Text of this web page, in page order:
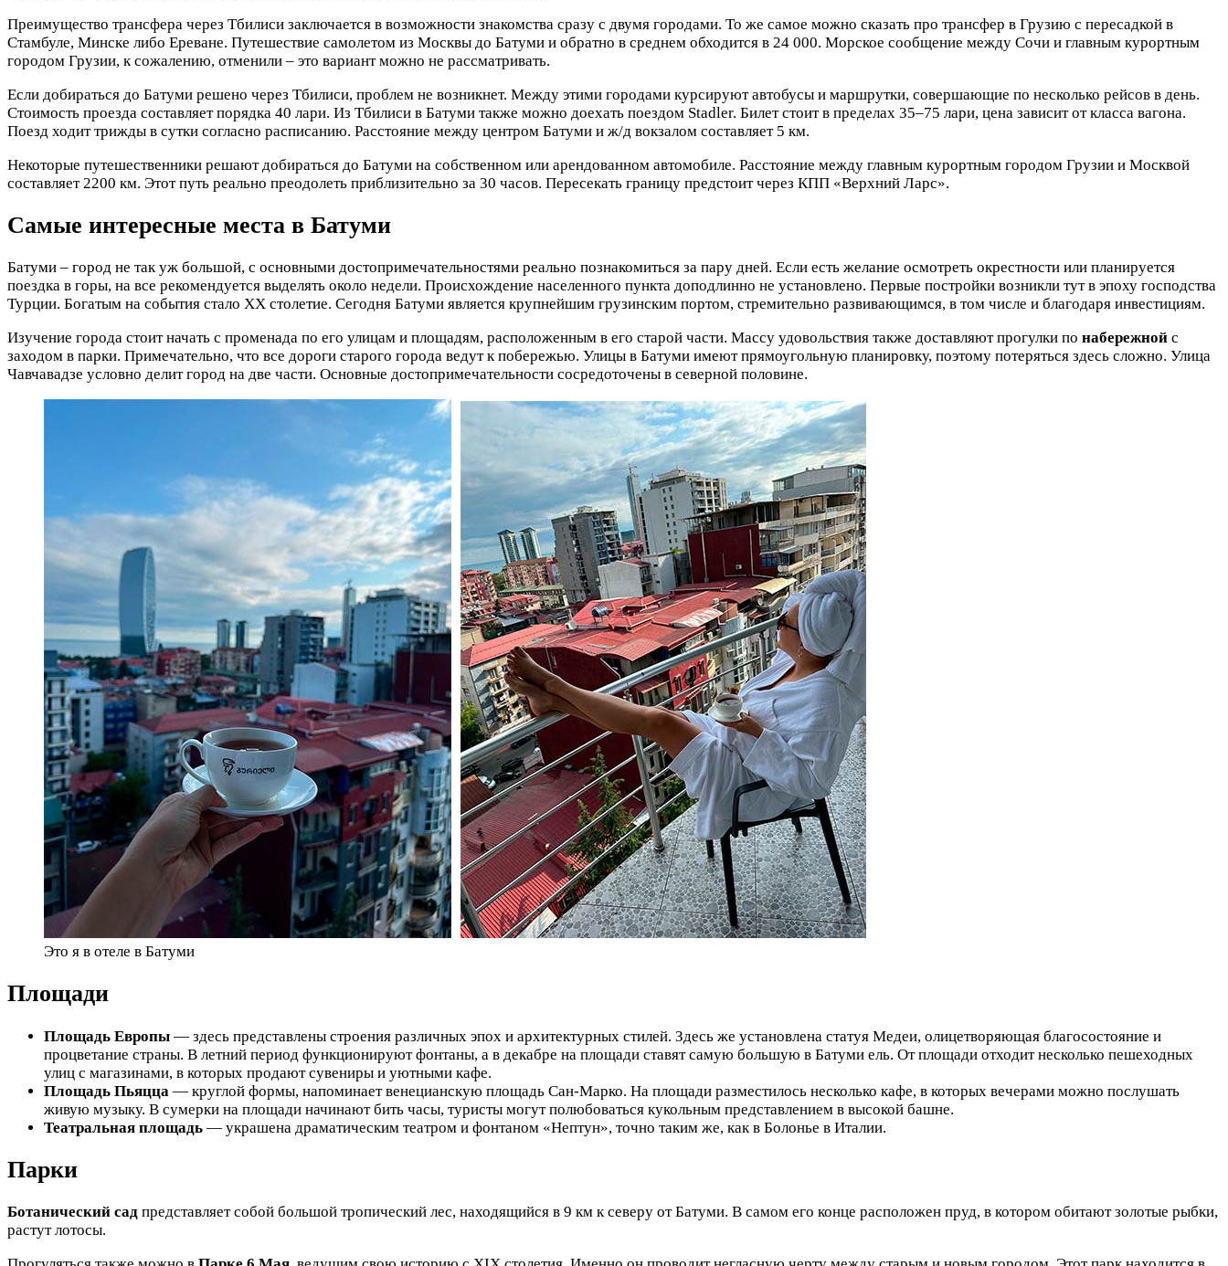
Преимущество трансфера через Тбилиси заключается в возможности знакомства сразу с двумя городами. То же самое можно сказать про трансфер в Грузию с пересадкой в
Стамбуле, Минске либо Ереване. Путешествие самолетом из Москвы до Батуми и обратно в среднем обходится в 24 000. Морское сообщение между Сочи и главным курортным
городом Грузии, к сожалению, отменили – это вариант можно не рассматривать.
Если добираться до Батуми решено через Тбилиси, проблем не возникнет. Между этими городами курсируют автобусы и маршрутки, совершающие по несколько рейсов в день.
Стоимость проезда составляет порядка 40 лари. Из Тбилиси в Батуми также можно доехать поездом Stadler. Билет стоит в пределах 35–75 лари, цена зависит от класса вагона.
Поезд ходит трижды в сутки согласно расписанию. Расстояние между центром Батуми и ж/д вокзалом составляет 5 км.
Некоторые путешественники решают добираться до Батуми на собственном или арендованном автомобиле. Расстояние между главным курортным городом Грузии и Москвой
составляет 2200 км. Этот путь реально преодолеть приблизительно за 30 часов. Пересекать границу предстоит через КПП «Верхний Ларс».
Самые интересные места в Батуми
Батуми – город не так уж большой, с основными достопримечательностями реально познакомиться за пару дней. Если есть желание осмотреть окрестности или планируется
поездка в горы, на все рекомендуется выделять около недели. Происхождение населенного пункта доподлинно не установлено. Первые постройки возникли тут в эпоху господства
Турции. Богатым на события стало ХХ столетие. Сегодня Батуми является крупнейшим грузинским портом, стремительно развивающимся, в том числе и благодаря инвестициям.
Изучение города стоит начать с променада по его улицам и площадям, расположенным в его старой части. Массу удовольствия также доставляют прогулки по набережной с
заходом в парки. Примечательно, что все дороги старого города ведут к побережью. Улицы в Батуми имеют прямоугольную планировку, поэтому потеряться здесь сложно. Улица
Чавчавадзе условно делит город на две части. Основные достопримечательности сосредоточены в северной половине.
Это я в отеле в Батуми
Площади
Площадь Европы — здесь представлены строения различных эпох и архитектурных стилей. Здесь же установлена статуя Медеи, олицетворяющая благосостояние и
процветание страны. В летний период функционируют фонтаны, а в декабре на площади ставят самую большую в Батуми ель. От площади отходит несколько пешеходных
улиц с магазинами, в которых продают сувениры и уютными кафе.
Площадь Пьяцца — круглой формы, напоминает венецианскую площадь Сан-Марко. На площади разместилось несколько кафе, в которых вечерами можно послушать
живую музыку. В сумерки на площади начинают бить часы, туристы могут полюбоваться кукольным представлением в высокой башне.
Театральная площадь — украшена драматическим театром и фонтаном «Нептун», точно таким же, как в Болонье в Италии.
Парки
Ботанический сад представляет собой большой тропический лес, находящийся в 9 км к северу от Батуми. В самом его конце расположен пруд, в котором обитают золотые рыбки,
растут лотосы.